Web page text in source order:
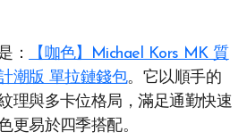
：
【咖色】Michael Kors MK 質
潮版 單拉鏈錢包。它以順手的
理與多卡位格局，滿足通勤快速
更易於四季搭配。